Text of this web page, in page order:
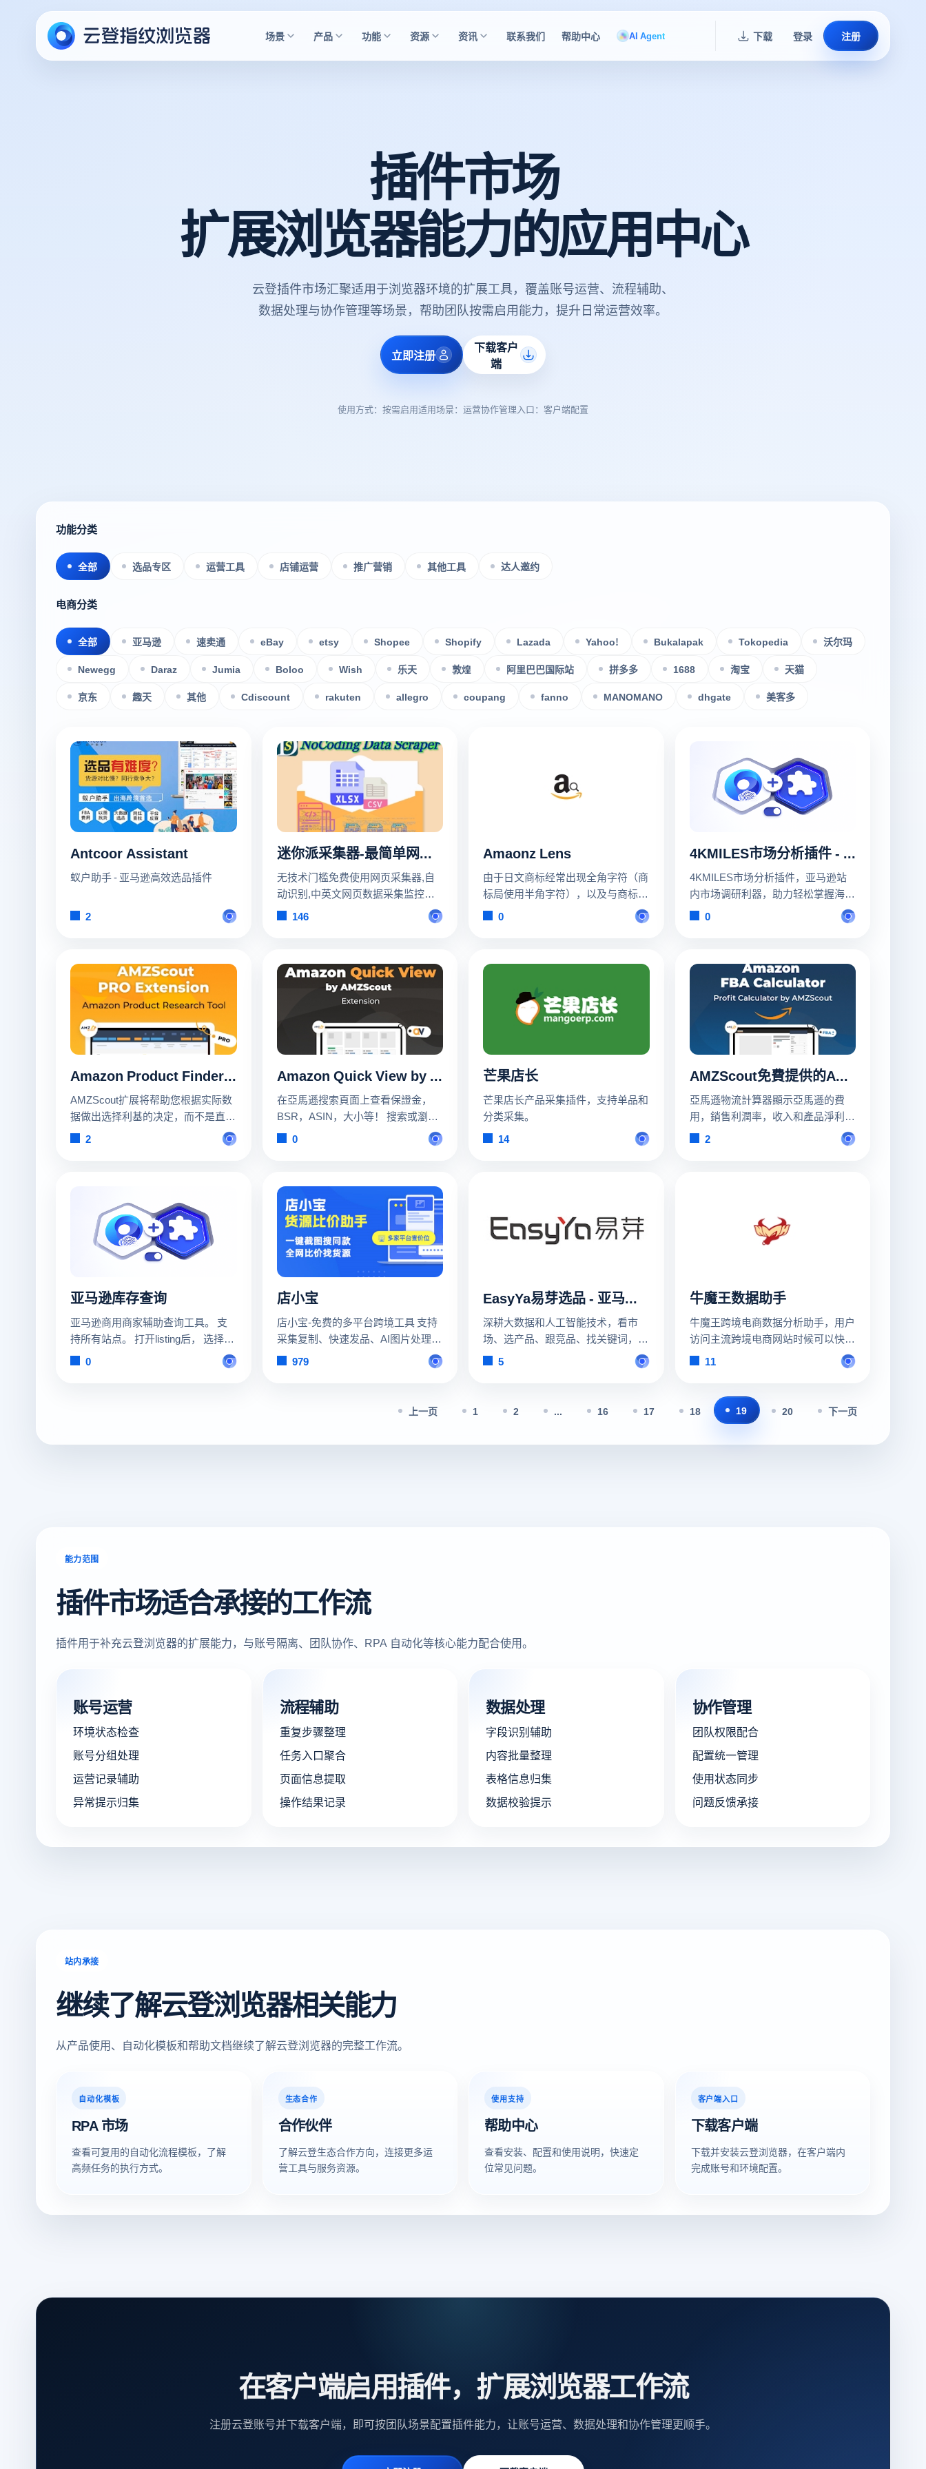
场景 产品 功能 资源 资讯 联系我们 帮助中心 AI Agent 下载 登录 注册
插件市场
扩展浏览器能力的应用中心
云登插件市场汇聚适用于浏览器环境的扩展工具，覆盖账号运营、流程辅助、
数据处理与协作管理等场景，帮助团队按需启用能力，提升日常运营效率。
立即注册
下载客户
端
使用方式：按需启用适用场景：运营协作管理入口：客户端配置
功能分类
全部 选品专区 运营工具 店铺运营 推广营销 其他工具 达人邀约
电商分类
全部 亚马逊 速卖通 eBay etsy Shopee Shopify Lazada Yahoo! Bukalapak Tokopedia
沃尔玛
Newegg
Daraz Jumia Boloo Wish 乐天 敦煌 阿里巴巴国际站 拼多多 1688 淘宝
天猫
京东
趣天 其他 Cdiscount rakuten allegro coupang fanno MANOMANO dhgate 美客多
Antcoor Assistant
蚁户助手 - 亚马逊高效选品插件
2
迷你派采集器-最简单网页自动采集监控
无技术门槛免费使用网页采集器,自
动识别,中英文网页数据采集监控。
京东亚马逊淘宝虾皮拼多多价格监控
146
Amaonz Lens
由于日文商标经常出现全角字符（商
标局使用半角字符），以及与商标局
不一支的分隔符（商标局数据用顿号
分隔，商家用空格），所以日本站商
0
4KMILES市场分析插件 - 更好用的亚马逊市场调研利器
4KMILES市场分析插件，亚马逊站
内市场调研利器，助力轻松掌握海量
产品数据，高效洞察最新市场情报，
0
Amazon Product Finder - AMZScout PRO
AMZScout扩展将帮助您根据实际数
据做出选择利基的决定，而不是直
觉。
2
Amazon Quick View by AMZScout
在亞馬遜搜索頁面上查看保證金，
BSR，ASIN，大小等！ 搜索或瀏覽
產品時，所有關鍵數據都將可用。
此外，無需使用任何工具即可獲得獨
0
芒果店长
芒果店长产品采集插件，支持单品和
分类采集。
14
AMZScout免費提供的Amazon FBA計算器
亞馬遜物流計算器顯示亞馬遜的費
用，銷售利潤率，收入和產品淨利
潤，可以免費使用。
2
亚马逊库存查询
亚马逊商用商家辅助查询工具。 支
持所有站点。 打开listing后， 选择颜
色和尺码后会自动显示当前SKU库
存。 如果大家都喜欢用，以后会升
0
店小宝
店小宝-免费的多平台跨境工具 支持
采集复制、快速发品、AI图片处理、
数据选品、营销设计、订单、库存、
979
EasyYa易芽选品 - 亚马逊大数据选品&运营工具
深耕大数据和人工智能技术，看市
场、选产品、跟竞品、找关键词，帮
助卖家全面制定精准的运营策略。
5
牛魔王数据助手
牛魔王跨境电商数据分析助手，用户
访问主流跨境电商网站时候可以快速
查看相关产品销量、评论、流量入口
11
上一页 1 2 ... 16 17 18 19 20 下一页
能力范围
插件市场适合承接的工作流
插件用于补充云登浏览器的扩展能力，与账号隔离、团队协作、RPA 自动化等核心能力配合使用。
账号运营
环境状态检查
账号分组处理
运营记录辅助
异常提示归集
流程辅助
重复步骤整理
任务入口聚合
页面信息提取
操作结果记录
数据处理
字段识别辅助
内容批量整理
表格信息归集
数据校验提示
协作管理
团队权限配合
配置统一管理
使用状态同步
问题反馈承接
站内承接
继续了解云登浏览器相关能力
从产品使用、自动化模板和帮助文档继续了解云登浏览器的完整工作流。
自动化模板
RPA 市场
查看可复用的自动化流程模板，了解
高频任务的执行方式。
生态合作
合作伙伴
了解云登生态合作方向，连接更多运
营工具与服务资源。
使用支持
帮助中心
查看安装、配置和使用说明，快速定
位常见问题。
客户端入口
下载客户端
下载并安装云登浏览器，在客户端内
完成账号和环境配置。
在客户端启用插件，扩展浏览器工作流
注册云登账号并下载客户端，即可按团队场景配置插件能力，让账号运营、数据处理和协作管理更顺手。